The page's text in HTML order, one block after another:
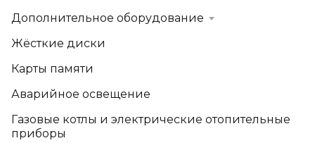
Дополнительное оборудование
Жёсткие диски
Карты памяти
Аварийное освещение
Газовые котлы и электрические отопительные
приборы